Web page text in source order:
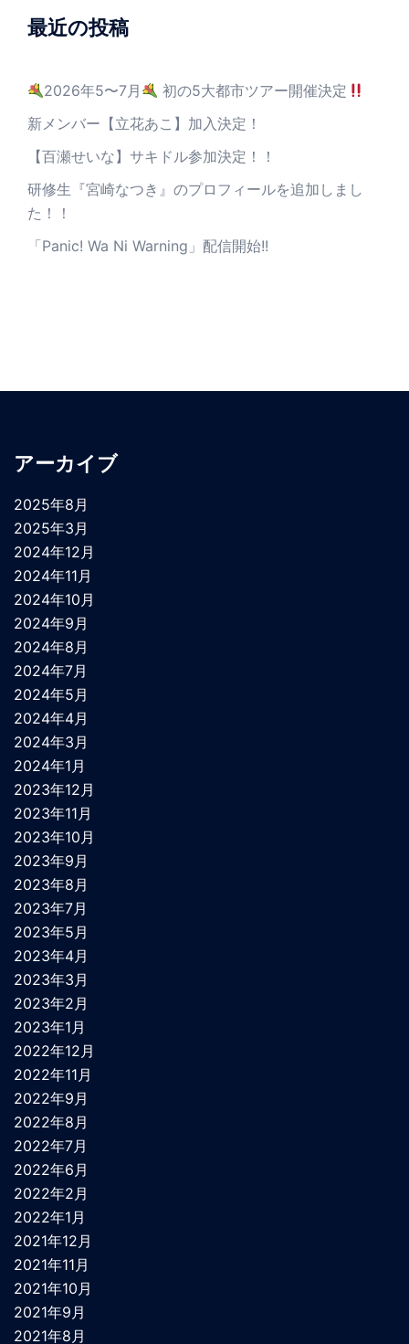
最近の投稿
2026年5〜7月
初の5大都市ツアー開催決定
新メンバー【立花あこ】加入決定！
【百瀬せいな】サキドル参加決定！！
研修生『宮崎なつき』のプロフィールを追加しまし
た！！
「Panic! Wa Ni Warning」配信開始!!
アーカイブ
2025年8月
2025年3月
2024年12月
2024年11月
2024年10月
2024年9月
2024年8月
2024年7月
2024年5月
2024年4月
2024年3月
2024年1月
2023年12月
2023年11月
2023年10月
2023年9月
2023年8月
2023年7月
2023年5月
2023年4月
2023年3月
2023年2月
2023年1月
2022年12月
2022年11月
2022年9月
2022年8月
2022年7月
2022年6月
2022年2月
2022年1月
2021年12月
2021年11月
2021年10月
2021年9月
2021年8月